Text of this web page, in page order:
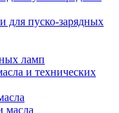
для пуско-зарядных
ламп
и технических
масла